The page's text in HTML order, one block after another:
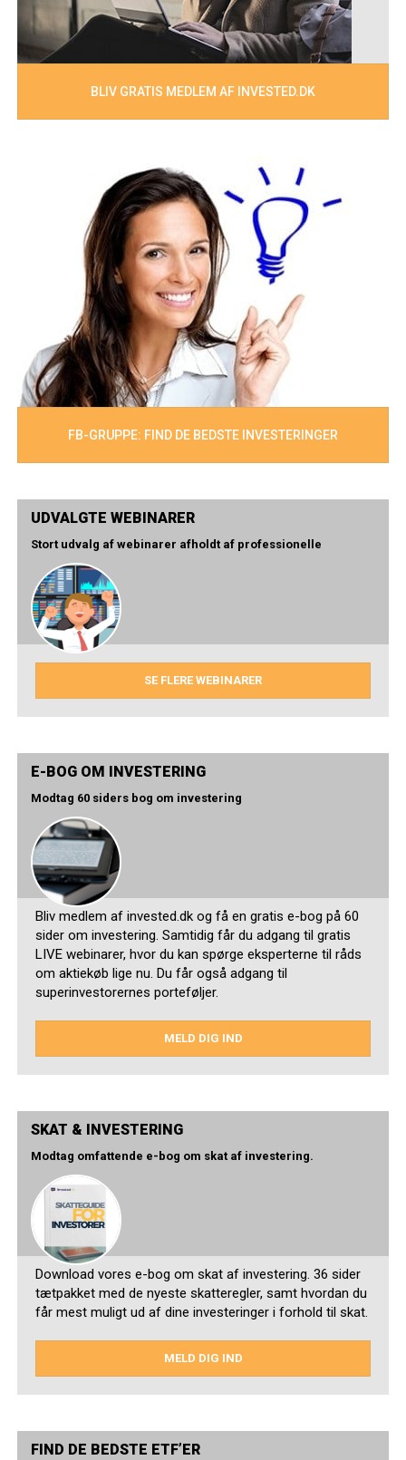
BLIV GRATIS MEDLEM AF INVESTED.DK
FB-GRUPPE: FIND DE BEDSTE INVESTERINGER
UDVALGTE WEBINARER
Stort udvalg af webinarer afholdt af professionelle
SE FLERE WEBINARER
E-BOG OM INVESTERING
Modtag 60 siders bog om investering
Bliv medlem af invested.dk og få en gratis e-bog på 60
sider om investering. Samtidig får du adgang til gratis
LIVE webinarer, hvor du kan spørge eksperterne til råds
om aktiekøb lige nu. Du får også adgang til
superinvestorernes porteføljer.
MELD DIG IND
SKAT & INVESTERING
Modtag omfattende e-bog om skat af investering.
Download vores e-bog om skat af investering. 36 sider
tætpakket med de nyeste skatteregler, samt hvordan du
får mest muligt ud af dine investeringer i forhold til skat.
MELD DIG IND
FIND DE BEDSTE ETF’ER